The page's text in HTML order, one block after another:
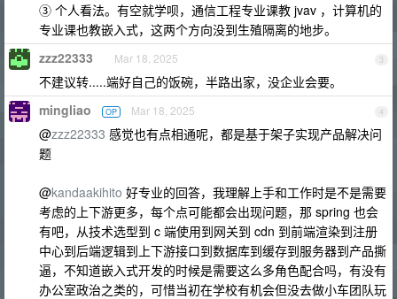
③ 个人看法。有空就学呗，通信工程专业课教 jvav ，计算机的
专业课也教嵌入式，这两个方向没到生殖隔离的地步。
3
zzz22333 Mar 18, 2025
不建议转.....端好自己的饭碗，半路出家，没企业会要。
4
mingliao OP Mar 18, 2025
@zzz22333 感觉也有点相通呢，都是基于架子实现产品解决问
题
@kandaakihito 好专业的回答，我理解上手和工作时是不是需要
考虑的上下游更多，每个点可能都会出现问题，那 spring 也会
有吧，从技术选型到 c 端使用到网关到 cdn 到前端渲染到注册
中心到后端逻辑到上下游接口到数据库到缓存到服务器到产品撕
逼，不知道嵌入式开发的时候是需要这么多角色配合吗，有没有
办公室政治之类的，可惜当初在学校有机会但没去做小车团队玩